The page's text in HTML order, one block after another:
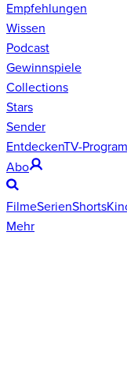
Empfehlungen
Wissen
Podcast
Gewinnspiele
Collections
Stars
Sender
EntdeckenTV-
Abo
FilmeSerienShorts
Mehr